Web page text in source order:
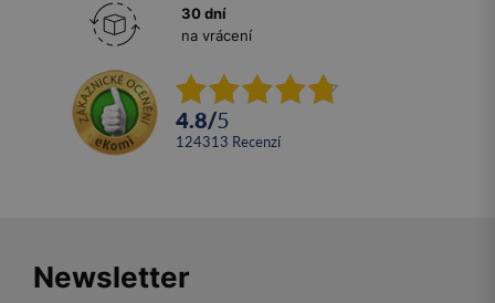
30 dní
na vrácení
4.8/5
124313 recenzí
Newsletter